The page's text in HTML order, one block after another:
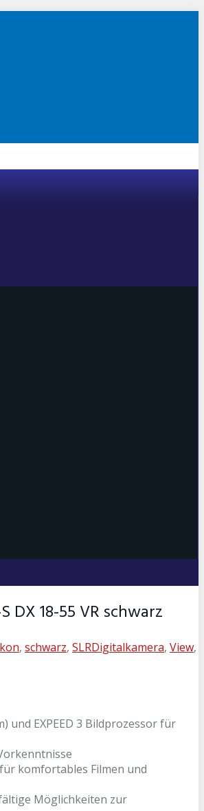
DX 18-55 VR schwarz
, schwarz, SLRDigitalkamera, View,
und EXPEED 3 Bildprozessor für
komfortables Filmen und
Möglichkeiten zur